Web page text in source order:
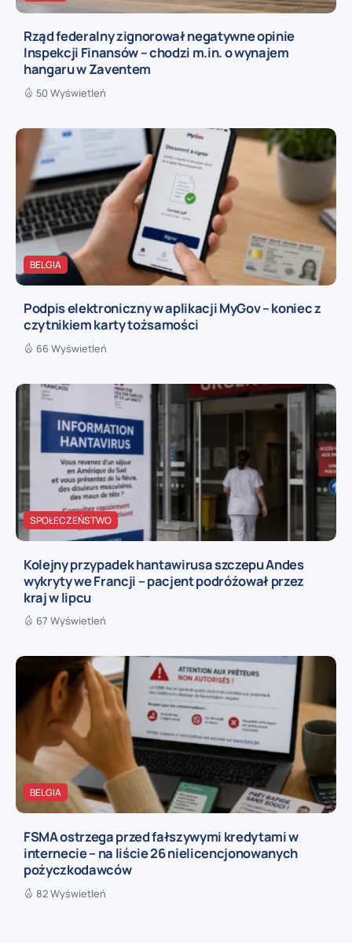
Rząd federalny zignorował negatywne opinie
Inspekcji Finansów – chodzi m.in. o wynajem
hangaru w Zaventem
50 Wyświetleń
BELGIA
Podpis elektroniczny w aplikacji MyGov – koniec z
czytnikiem karty tożsamości
66 Wyświetleń
SPOŁECZEŃSTWO
Kolejny przypadek hantawirusa szczepu Andes
wykryty we Francji – pacjent podróżował przez
kraj w lipcu
67 Wyświetleń
BELGIA
FSMA ostrzega przed fałszywymi kredytami w
internecie – na liście 26 nielicencjonowanych
pożyczkodawców
82 Wyświetleń